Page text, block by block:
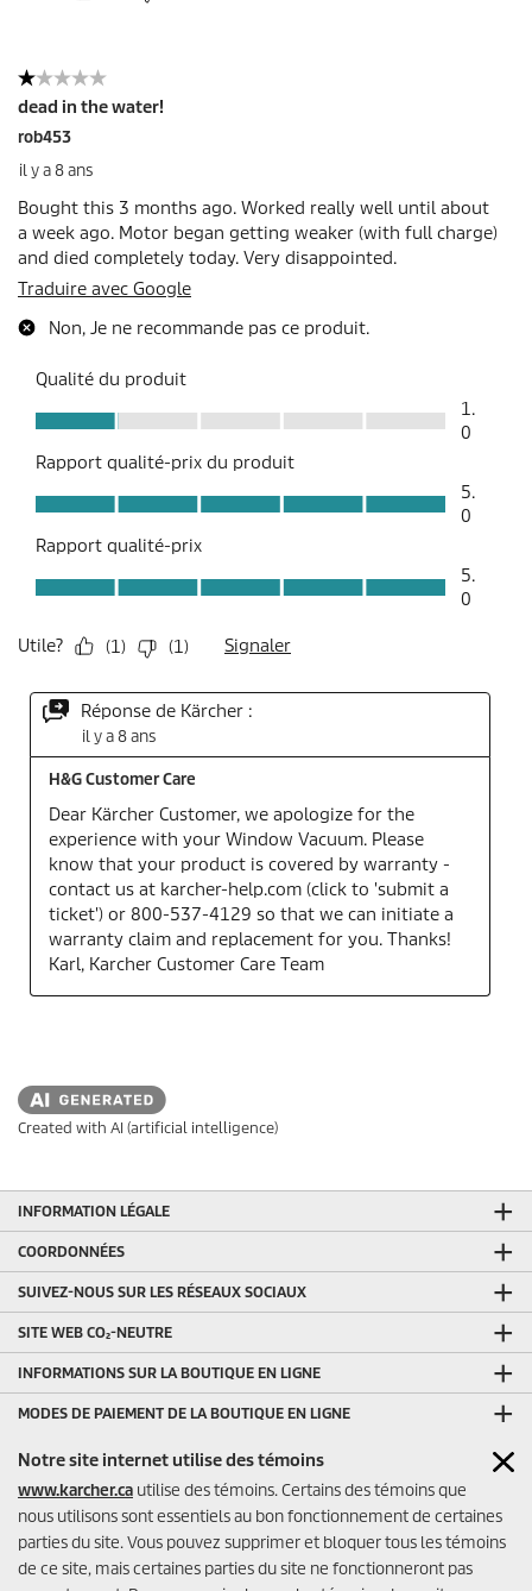
Notre site internet utilise des témoins
www.karcher.ca utilise des témoins. Certains des témoins que
nous utilisons sont essentiels au bon fonctionnement de certaines
parties du site. Vous pouvez supprimer et bloquer tous les témoins
de ce site, mais certaines parties du site ne fonctionneront pas
Created with AI (artificial intelligence)
INFORMATION LÉGALE
COORDONNÉES
SUIVEZ-NOUS SUR LES RÉSEAUX SOCIAUX
SITE WEB CO₂-NEUTRE
INFORMATIONS SUR LA BOUTIQUE EN LIGNE
MODES DE PAIEMENT DE LA BOUTIQUE EN LIGNE
AUTRES LIENS UTILES
ÉVALUATIONS DU VENDEUR DE LA BOUTIQUE EN LIGNE